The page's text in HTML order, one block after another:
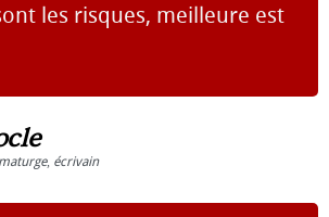
les risques, meilleure est
, écrivain